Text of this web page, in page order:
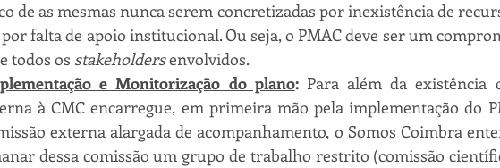
de as mesmas nunca serem concretizadas por inexistência de
falta de apoio institucional. Ou seja, o PMAC deve ser um
todos os stakeholders envolvidos.
e Monitorização do plano: Para além da existência
à CMC encarregue, em primeira mão pela implementação do
externa alargada de acompanhamento, o Somos Coimbra
dessa comissão um grupo de trabalho restrito (comissão